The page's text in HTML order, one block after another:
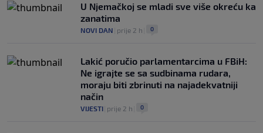
U Njemačkoj se mladi sve više okreću ka
zanatima
NOVI DAN prije 2 h 0
Lakić poručio parlamentarcima u FBiH:
Ne igrajte se sa sudbinama rudara,
moraju biti zbrinuti na najadekvatniji
način
VIJESTI prije 2 h 0